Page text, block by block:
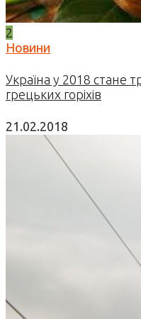
2
Новини
Україна у 2018 стане
грецьких горіхів
21.02.2018